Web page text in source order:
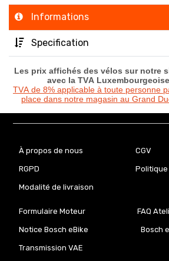
Informations
Specification
Les prix affichés des vélos sur notre
avec la TVA
TVA de 8% applicable à toute personne
place dans notre magasin au Grand
À propos de nous CGV
RGPD Politique
Modalité de livraison
Formulaire Moteur FAQ
Notice Bosch eBike Bosch
Transmission VAE